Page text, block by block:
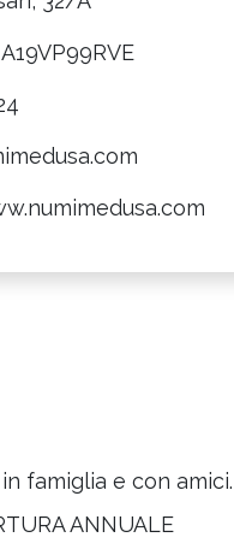
famiglia e con
ANNUALE